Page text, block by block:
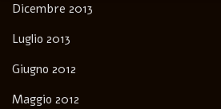
Dicembre 2013
Luglio 2013
Giugno 2012
Maggio 2012